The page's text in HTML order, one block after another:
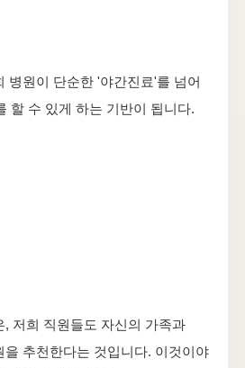
병원이 단순한 '야간진료'를 넘어
할 수 있게 하는 기반이 됩니다.
, 저희 직원들도 자신의 가족과
을 추천한다는 것입니다. 이것이야